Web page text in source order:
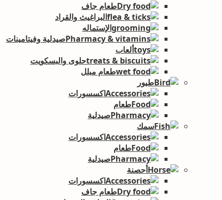
طعام جاف
البراغيث والقراد
الإستماله
صيدلية وفيتامينات
ألعاب
حلوى والبسكويت
طعام مبلل
طيور
اكسسورات
طعام
صيدلية
سمك
اكسسورات
طعام
صيدلية
أحصنة
اكسسورات
طعام جاف